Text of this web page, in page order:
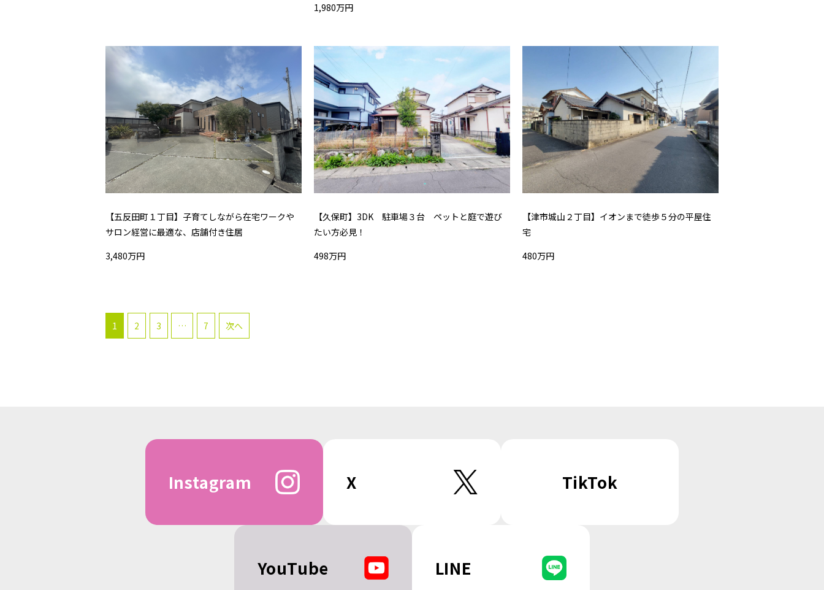
1,980万円
【五反田町１丁目】子育てしながら在宅ワークや
サロン経営に最適な、店舗付き住居
3,480万円
【久保町】3DK 駐車場３台 ペットと庭で遊び
たい方必見！
498万円
【津市城山２丁目】イオンまで徒歩５分の平屋住
宅
480万円
1 2 3 … 7 次へ
Instagram X TikTok
YouTube LINE